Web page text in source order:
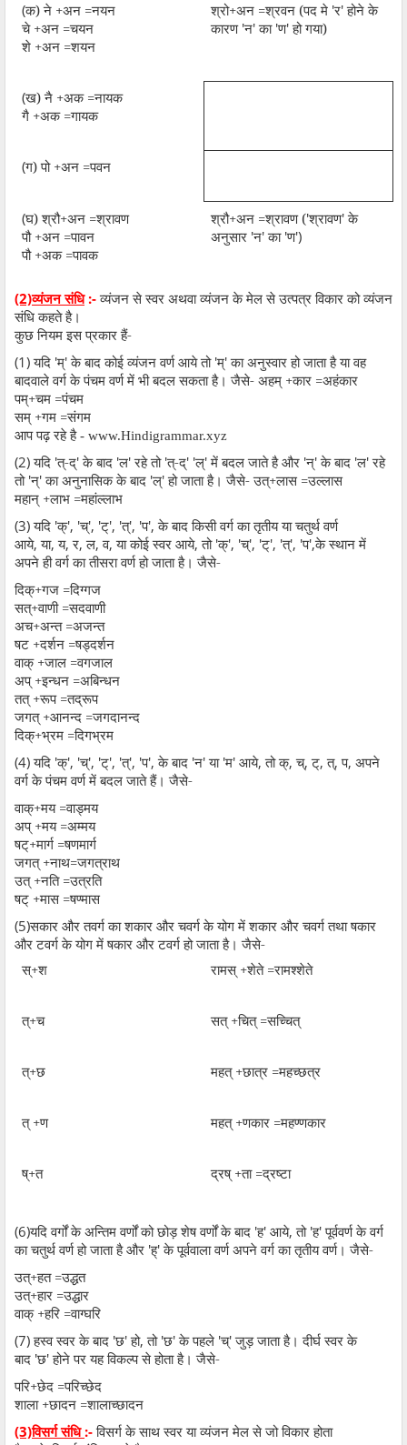
(क) ने +अन =नयन
चे +अन =चयन
शे +अन =शयन
श्रो+अन =श्रवन (पद मे 'र'होने के
कारण 'न'का 'ण'हो गया)
(ख) नै +अक =नायक
गै +अक =गायक
(ग) पो +अन =पवन
(घ) श्रौ+अन =श्रावण
पौ +अन =पावन
पौ +अक =पावक
श्रौ+अन =श्रावण ('श्रावण'के
अनुसार 'न'का 'ण')
(2)व्यंजन संधि:- व्यंजन से स्वर अथवा व्यंजन के मेल से उत्पत्र विकार को व्यंजन
संधि कहते है।
कुछ नियम इस प्रकार हैं-
(1)यदि 'म्'के बाद कोई व्यंजन वर्ण आये तो 'म्'का अनुस्वार हो जाता है या वह
बादवाले वर्ग के पंचम वर्ण में भी बदल सकता है। जैसे- अहम् +कार =अहंकार
पम्+चम =पंचम
सम् +गम =संगम
आप पढ़ रहे है - www.Hindigrammar.xyz
(2)यदि 'त्-द्'के बाद 'ल'रहे तो 'त्-द्' 'ल्'में बदल जाते है और 'न्'के बाद 'ल'रहे
तो 'न्'का अनुनासिक के बाद 'ल्'हो जाता है। जैसे- उत्+लास =उल्लास
महान् +लाभ =महांल्लाभ
(3)यदि 'क्', 'च्', 'ट्', 'त्', 'प',के बाद किसी वर्ग का तृतीय या चतुर्थ वर्ण
आये,या,य,र,ल,व,या कोई स्वर आये,तो 'क्', 'च्', 'ट्', 'त्', 'प',के स्थान में
अपने ही वर्ग का तीसरा वर्ण हो जाता है। जैसे-
दिक्+गज =दिग्गज
सत्+वाणी =सदवाणी
अच+अन्त =अजन्त
षट +दर्शन =षड्दर्शन
वाक् +जाल =वगजाल
अप् +इन्धन =अबिन्धन
तत् +रूप =तद्रूप
जगत् +आनन्द =जगदानन्द
दिक्+भ्रम =दिगभ्रम
(4)यदि 'क्', 'च्', 'ट्', 'त्', 'प',के बाद 'न'या 'म' आये,तो क्,च्,ट्,त्,प, अपने
वर्ग के पंचम वर्ण में बदल जाते हैं। जैसे-
वाक्+मय =वाड्मय
अप् +मय =अम्मय
षट्+मार्ग =षणमार्ग
जगत् +नाथ=जगत्राथ
उत् +नति =उत्रति
षट् +मास =षण्मास
(5)सकार और तवर्ग का शकार और चवर्ग के योग में शकार और चवर्ग तथा षकार
और टवर्ग के योग में षकार और टवर्ग हो जाता है। जैसे-
स्+श
रामस् +शेते =रामश्शेते
त्+च सत् +चित् =सच्चित्
त्+छ महत् +छात्र =महच्छत्र
त् +ण महत् +णकार =महण्णकार
ष्+त द्रष् +ता =द्रष्टा
(6)यदि वर्गों के अन्तिम वर्णों को छोड़ शेष वर्णों के बाद 'ह' आये,तो 'ह'पूर्ववर्ण के वर्ग
का चतुर्थ वर्ण हो जाता है और 'ह्'के पूर्ववाला वर्ण अपने वर्ग का तृतीय वर्ण। जैसे-
उत्+हत =उद्धत
उत्+हार =उद्धार
वाक् +हरि =वाग्घरि
(7)हस्व स्वर के बाद 'छ'हो,तो 'छ'के पहले 'च्'जुड़ जाता है। दीर्घ स्वर के
बाद 'छ'होने पर यह विकल्प से होता है। जैसे-
परि+छेद =परिच्छेद
शाला +छादन =शालाच्छादन
(3)विसर्ग संधि :- विसर्ग के साथ स्वर या व्यंजन मेल से जो विकार होता